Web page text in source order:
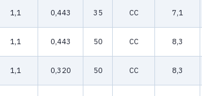
1,1 0,443 35 CC 7,1
1,1 0,443 50 CC 8,3
1,1 0,320 50 CC 8,3